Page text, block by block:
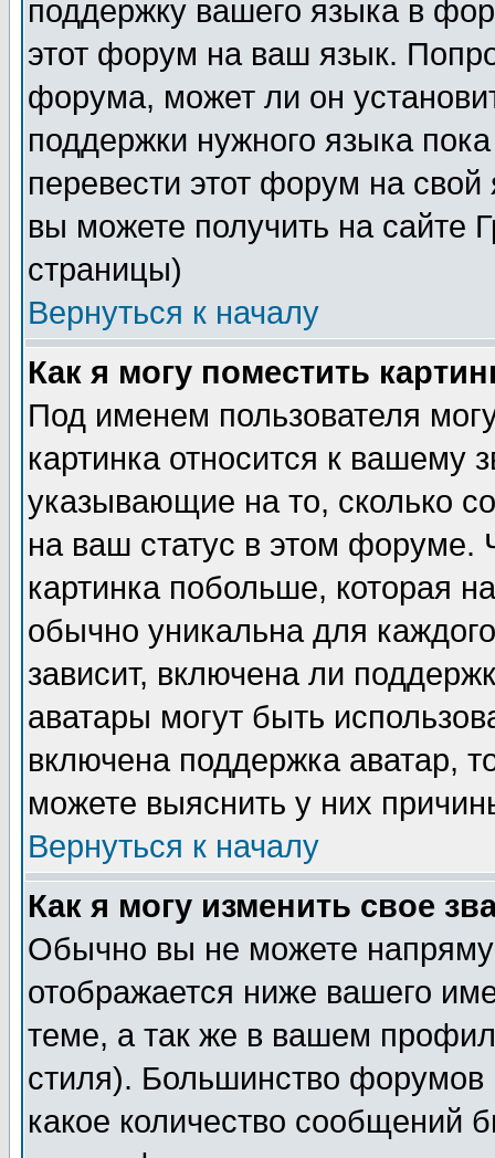
поддержку вашего языка в
этот форум на ваш язык.
форума, может ли он
поддержки нужного языка
перевести этот форум на
вы можете получить на сайте
страницы)
Вернуться к началу
Как я могу поместить
Под именем пользователя
картинка относится к вашему
указывающие на то, сколько
на ваш статус в этом форуме.
картинка побольше, которая
обычно уникальна для
зависит, включена ли
аватары могут быть
включена поддержка аватар,
можете выяснить у них
Вернуться к началу
Как я могу изменить свое
Обычно вы не можете
отображается ниже вашего
теме, а так же в вашем
стиля). Большинство форумов
какое количество сообщений